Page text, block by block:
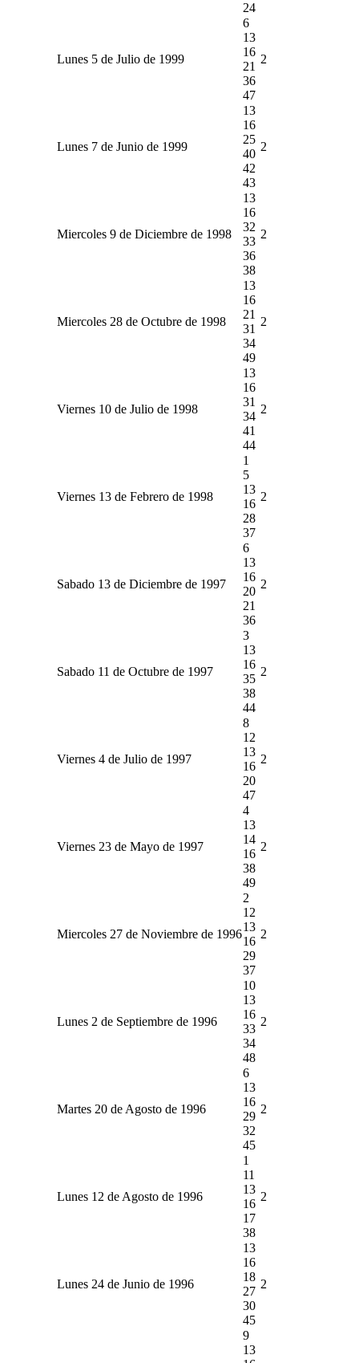
24
Lunes 5 de Julio de 1999
6
13
16
21
36
47
2
Lunes 7 de Junio de 1999
13
16
25
40
42
43
2
Miercoles 9 de Diciembre de 1998
13
16
32
33
36
38
2
Miercoles 28 de Octubre de 1998
13
16
21
31
34
49
2
Viernes 10 de Julio de 1998
13
16
31
34
41
44
2
Viernes 13 de Febrero de 1998
1
5
13
16
28
37
2
Sabado 13 de Diciembre de 1997
6
13
16
20
21
36
2
Sabado 11 de Octubre de 1997
3
13
16
35
38
44
2
Viernes 4 de Julio de 1997
8
12
13
16
20
47
2
Viernes 23 de Mayo de 1997
4
13
14
16
38
49
2
Miercoles 27 de Noviembre de 1996
2
12
13
16
29
37
2
Lunes 2 de Septiembre de 1996
10
13
16
33
34
48
2
Martes 20 de Agosto de 1996
6
13
16
29
32
45
2
Lunes 12 de Agosto de 1996
1
11
13
16
17
38
2
Lunes 24 de Junio de 1996
13
16
18
27
30
45
2
9
13